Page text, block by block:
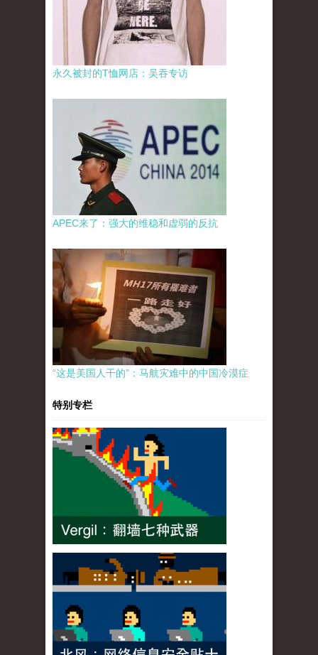
永久被封的T恤网店：吴吞专访
APEC来了：强大的维稳和虚弱的反抗
“这是美国人干的”：马航灾难中的中国冷漠症
特别专栏